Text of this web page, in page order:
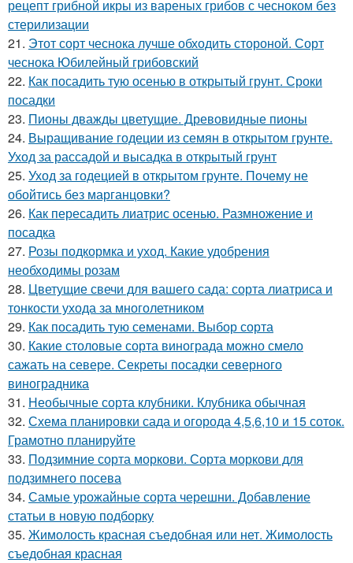
рецепт грибной икры из вареных грибов с чесноком без
стерилизации
21. Этот сорт чеснока лучше обходить стороной. Сорт
чеснока Юбилейный грибовский
22. Как посадить тую осенью в открытый грунт. Сроки
посадки
23. Пионы дважды цветущие. Древовидные пионы
24. Выращивание годеции из семян в открытом грунте.
Уход за рассадой и высадка в открытый грунт
25. Уход за годецией в открытом грунте. Почему не
обойтись без марганцовки?
26. Как пересадить лиатрис осенью. Размножение и
посадка
27. Розы подкормка и уход. Какие удобрения
необходимы розам
28. Цветущие свечи для вашего сада: сорта лиатриса и
тонкости ухода за многолетником
29. Как посадить тую семенами. Выбор сорта
30. Какие столовые сорта винограда можно смело
сажать на севере. Секреты посадки северного
виноградника
31. Необычные сорта клубники. Клубника обычная
32. Схема планировки сада и огорода 4,5,6,10 и 15 соток.
Грамотно планируйте
33. Подзимние сорта моркови. Сорта моркови для
подзимнего посева
34. Самые урожайные сорта черешни. Добавление
статьи в новую подборку
35. Жимолость красная съедобная или нет. Жимолость
съедобная красная